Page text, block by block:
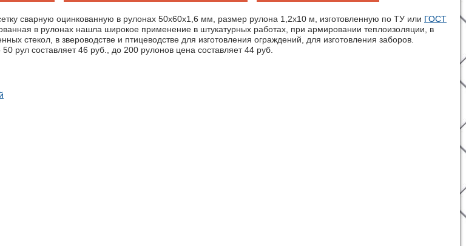
сварную оцинкованную в рулонах 50х60х1,6 мм, размер рулона 1,2х10 м, изготовленную по ТУ или ГОСТ
в рулонах нашла широкое применение в штукатурных работах, при армировании теплоизоляции, в
стекол, в звероводстве и птицеводстве для изготовления ограждений, для изготовления заборов.
рул составляет 46 руб., до 200 рулонов цена составляет 44 руб.